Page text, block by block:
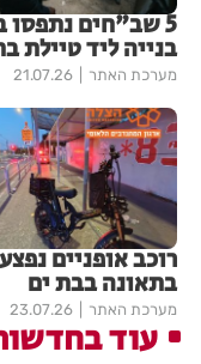
5 שב"חים נתפסו
בנייה ליד טיילת
מערכת האתר 21.07.26
רוכב אופניים נפצע
בתאונה בבת ים
מערכת האתר 23.07.26
עוד